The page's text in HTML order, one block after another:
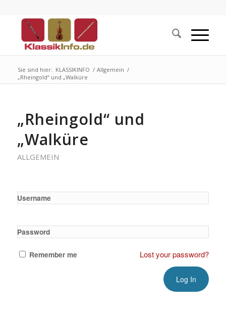
Sie sind hier: KLASSIKINFO / Allgemein /
„Rheingold“ und „Walküre
„Rheingold“ und
„Walküre
ALLGEMEIN
Username
Password
Remember me Lost your password?